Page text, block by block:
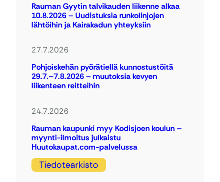
Rauman Gyytin talvikauden liikenne alkaa
10.8.2026 – Uudistuksia runkolinjojen
lähtöihin ja Kairakadun yhteyksiin
27.7.2026
Pohjoiskehän pyörätiellä kunnostustöitä
29.7.–7.8.2026 – muutoksia kevyen
liikenteen reitteihin
24.7.2026
Rauman kaupunki myy Kodisjoen koulun –
myynti-ilmoitus julkaistu
Huutokaupat.com-palvelussa
Tiedotearkisto